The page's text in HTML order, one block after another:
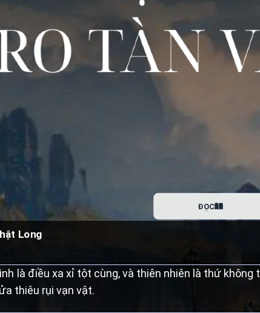
ĐỌC
Long
là điều xa xỉ tột cùng, và thiên nhiên là thứ
thiêu rụi vạn vật.